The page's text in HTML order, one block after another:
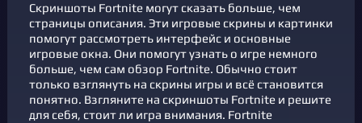
Скриншоты Fortnite могут сказать больше, чем
страницы описания. Эти игровые скрины и картинки
помогут рассмотреть интерфейс и основные
игровые окна. Они помогут узнать о игре немного
больше, чем сам обзор Fortnite. Обычно стоит
только взглянуть на скрины игры и всё становится
понятно. Взгляните на скриншоты Fortnite и решите
для себя, стоит ли игра внимания. Fortnite